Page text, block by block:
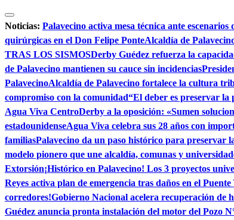
Saltar
al
contenido
Noticias: Palavecino activa mesa técnica ante
quirúrgicas en el Don Felipe PonteAlcaldía de
TRAS LOS SISMOSDerby Guédez refuerza la
de Palavecino mantienen su cauce sin incidencias
PalavecinoAlcaldía de Palavecino fortalece la cultura
compromiso con la comunidad“El deber es preservar la
Agua Viva CentroDerby a la oposición: «Sumen
estadounidenseAgua Viva celebra sus 28 años con
familiasPalavecino da un paso histórico para preservar
modelo pionero que une alcaldía, comunas y
Extorsión¡Histórico en Palavecino! Los 3 proyectos
Reyes activa plan de emergencia tras daños en el
corredores!Gobierno Nacional acelera recuperación de
Guédez anuncia pronta instalación del motor del Pozo